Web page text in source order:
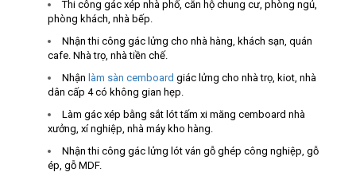
Thi công gác xép nhà phố, căn hộ chung cư, phòng ngủ,
phòng khách, nhà bếp.
Nhận thi công gác lửng cho nhà hàng, khách sạn, quán
cafe. Nhà trọ, nhà tiền chế.
Nhận làm sàn cemboard giác lửng cho nhà trọ, kiot, nhà
dân cấp 4 có không gian hẹp.
Làm gác xép bằng sắt lót tấm xi măng cemboard nhà
xưởng, xí nghiệp, nhà máy kho hàng.
Nhận thi công gác lửng lót ván gỗ ghép công nghiệp, gỗ
ép, gỗ MDF.